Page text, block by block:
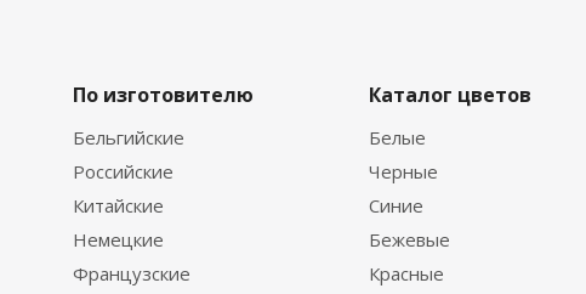
По изготовителю
Бельгийские
Российские
Китайские
Немецкие
Французские
Каталог цветов
Белые
Черные
Синие
Бежевые
Красные